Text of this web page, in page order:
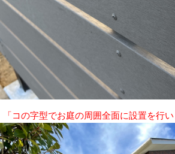
「コの字型でお庭の周囲全面に設置を行い